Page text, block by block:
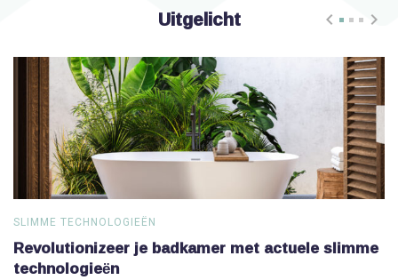
Uitgelicht
SLIMME TECHNOLOGIEËN
Revolutionizeer je badkamer met actuele slimme
technologieën